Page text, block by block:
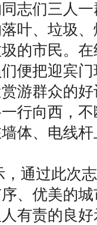
志们三人
叶、垃圾
的市民。
便把迎宾
游群众的
行向西，
体、电线
通过此次
、优美的
有责的良